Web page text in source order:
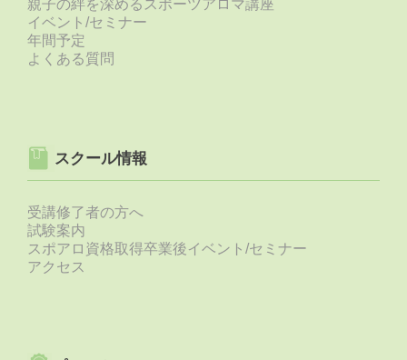
親子の絆を深めるスポーツアロマ講座
イベント/セミナー
年間予定
よくある質問
スクール情報
受講修了者の方へ
試験案内
スポアロ資格取得卒業後イベント/セミナー
アクセス